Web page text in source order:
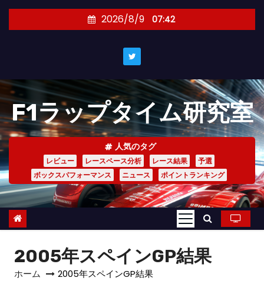
キ
ッ
プ
2026/8/9 07:42
F1ラップタイム研究室
人気のタグ
レビュー レースペース分析 レース結果
予選
ボックスパフォーマンス
ニュース ポイントランキング
2005年スペインGP結果
ホーム 2005年スペインGP結果